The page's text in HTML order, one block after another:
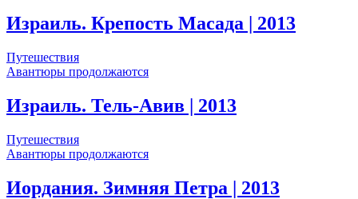
Израиль. Крепость Масада | 2013
Путешествия
Авантюры продолжаются
Израиль. Тель-Авив | 2013
Путешествия
Авантюры продолжаются
Иордания. Зимняя Петра | 2013